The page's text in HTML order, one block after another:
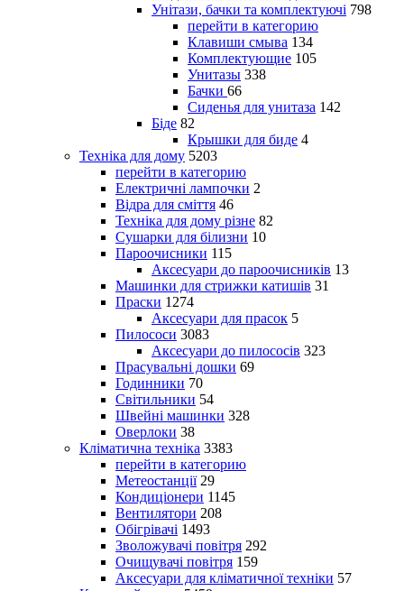
Унітази, бачки та комплектуючі 798
перейти в категорию
Клавиши смыва 134
Комплектующие 105
Унитазы 338
Бачки 66
Сиденья для унитаза 142
Біде 82
Крышки для биде 4
Техніка для дому 5203
перейти в категорию
Електричні лампочки 2
Відра для сміття 46
Техніка для дому різне 82
Сушарки для білизни 10
Пароочисники 115
Аксесуари до пароочисників 13
Машинки для стрижки катишів 31
Праски 1274
Аксесуари для прасок 5
Пилососи 3083
Аксесуари до пилососів 323
Прасувальні дошки 69
Годинники 70
Світильники 54
Швейні машинки 328
Оверлоки 38
Кліматична техніка 3383
перейти в категорию
Метеостанції 29
Кондиціонери 1145
Вентилятори 208
Обігрівачі 1493
Зволожувачі повітря 292
Очищувачі повітря 159
Аксесуари для кліматичної техніки 57